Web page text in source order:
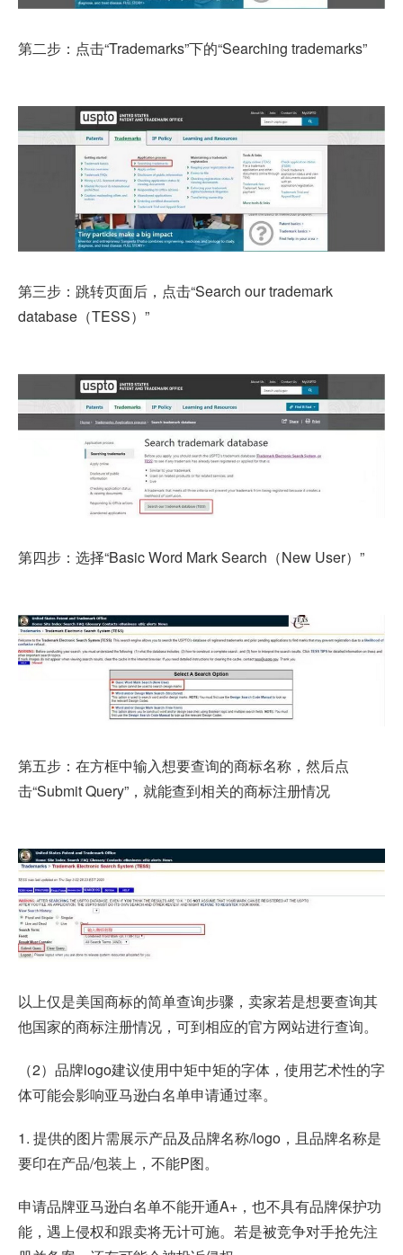
第二步：点击“Trademarks”下的“Searching trademarks”
第三步：跳转页面后，点击“Search our trademark
database（TESS）”
第四步：选择“Basic Word Mark Search（New User）”
第五步：在方框中输入想要查询的商标名称，然后点
击“Submit Query”，就能查到相关的商标注册情况
以上仅是美国商标的简单查询步骤，卖家若是想要查询其
他国家的商标注册情况，可到相应的官方网站进行查询。
（2）品牌logo建议使用中矩中矩的字体，使用艺术性的字
体可能会影响亚马逊白名单申请通过率。
1. 提供的图片需展示产品及品牌名称/logo，且品牌名称是
要印在产品/包装上，不能P图。
申请品牌亚马逊白名单不能开通A+，也不具有品牌保护功
能，遇上侵权和跟卖将无计可施。若是被竞争对手抢先注